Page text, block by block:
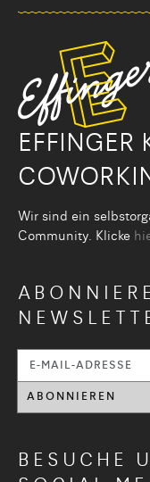
EFFINGER
Wir sind ein
Community. Klicke
BESUCHE